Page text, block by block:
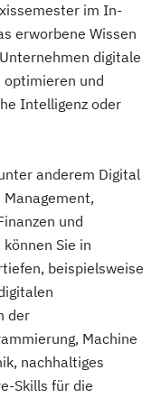
im In-
erworbene Wissen
digitale
optimieren und
Intelligenz oder
anderem Digital
Management,
und
Sie in
beispielsweise
der
Machine
nachhaltiges
Skills für die